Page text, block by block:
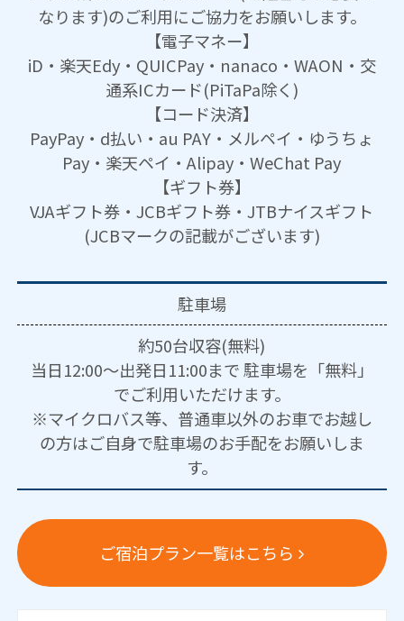
なります)のご利用にご協力をお願いします。
【電子マネー】
iD・楽天Edy・QUICPay・nanaco・WAON・交
通系ICカード(PiTaPa除く)
【コード決済】
PayPay・d払い・au PAY・メルペイ・ゆうちょ
Pay・楽天ペイ・Alipay・WeChat Pay
【ギフト券】
VJAギフト券・JCBギフト券・JTBナイスギフト
(JCBマークの記載がございます)
駐車場
約50台収容(無料)
当日12:00～出発日11:00まで 駐車場を「無料」
でご利用いただけます。
※マイクロバス等、普通車以外のお車でお越し
の方はご自身で駐車場のお手配をお願いしま
す。
ご宿泊プラン一覧はこちら